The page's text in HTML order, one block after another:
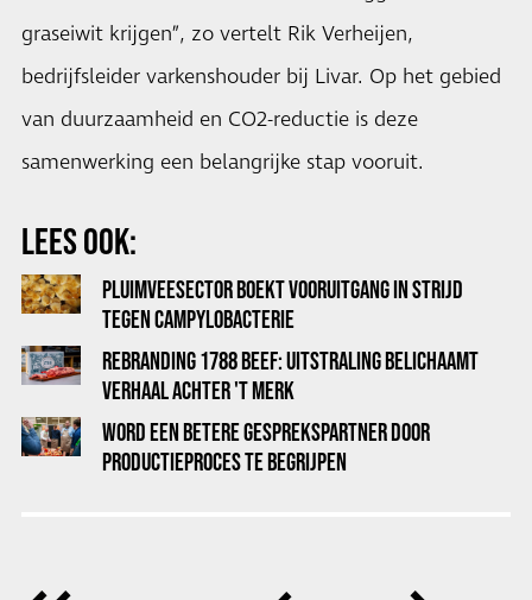
graseiwit krijgen”, zo vertelt Rik Verheijen,
bedrijfsleider varkenshouder bij Livar. Op het gebied
van duurzaamheid en CO2-reductie is deze
samenwerking een belangrijke stap vooruit.
LEES OOK:
PLUIMVEESECTOR BOEKT VOORUITGANG IN STRIJD
TEGEN CAMPYLOBACTERIE
REBRANDING 1788 BEEF: UITSTRALING BELICHAAMT
VERHAAL ACHTER 'T MERK
WORD EEN BETERE GESPREKSPARTNER DOOR
PRODUCTIEPROCES TE BEGRIJPEN